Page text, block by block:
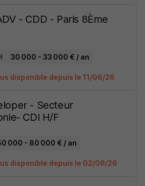
- CDD - Paris 8Ème
30 000 - 33 000 € / an
disponible depuis le 11/06/26
- Secteur
CDI H/F
000 - 80 000 € / an
disponible depuis le 02/06/26